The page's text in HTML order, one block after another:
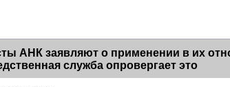
АНК заявляют о применении в их
служба опровергает это